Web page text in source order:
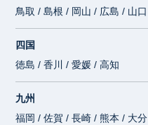
鳥取 / 島根 / 岡山 / 広島 / 山口
四国
徳島 / 香川 / 愛媛 / 高知
九州
福岡 / 佐賀 / 長崎 / 熊本 / 大分